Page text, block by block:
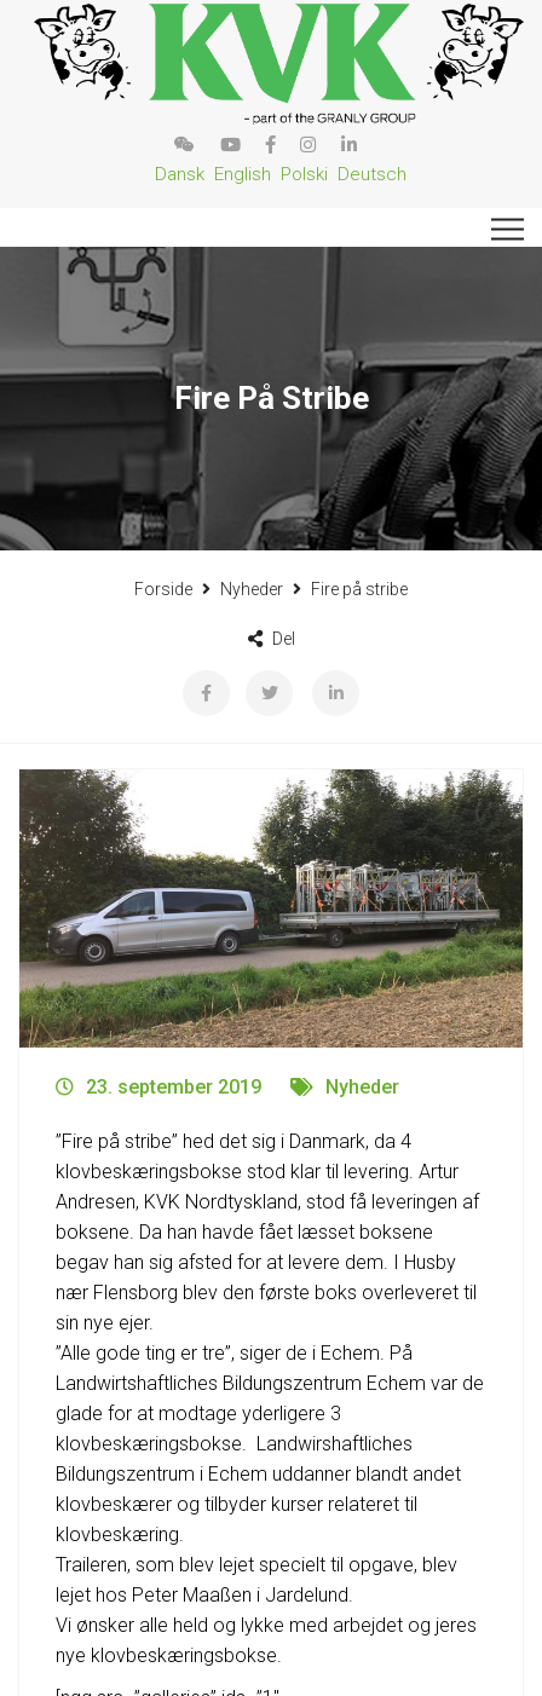
Dansk English Polski Deutsch
Fire På Stribe
Forside Nyheder Fire på stribe
Del
23. september 2019 Nyheder
”Fire på stribe” hed det sig i Danmark, da 4
klovbeskæringsbokse stod klar til levering. Artur
Andresen, KVK Nordtyskland, stod få leveringen af
boksene. Da han havde fået læsset boksene
begav han sig afsted for at levere dem. I Husby
nær Flensborg blev den første boks overleveret til
sin nye ejer.
”Alle gode ting er tre”, siger de i Echem. På
Landwirtshaftliches Bildungszentrum Echem var de
glade for at modtage yderligere 3
klovbeskæringsbokse. Landwirshaftliches
Bildungszentrum i Echem uddanner blandt andet
klovbeskærer og tilbyder kurser relateret til
klovbeskæring.
Traileren, som blev lejet specielt til opgave, blev
lejet hos Peter Maaßen i Jardelund.
Vi ønsker alle held og lykke med arbejdet og jeres
nye klovbeskæringsbokse.